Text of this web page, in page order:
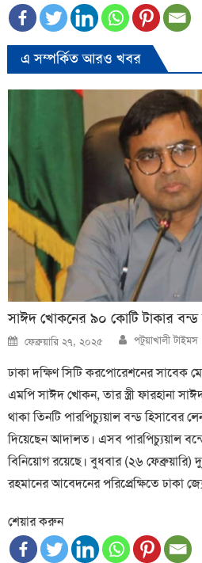
এ সম্পর্কিত আরও খবর
সাঈদ খোকনের ৯০ কোটি টাকার বন্ড
Posted
on
ফেব্রুয়ারি ২৭, ২০২৫ Author
পটুয়াখালী টাইমস
ঢাকা দক্ষিণ সিটি করপোরেশনের সাবেক
এমপি সাঈদ খোকন, তার স্ত্রী ফারহানা
থাকা তিনটি পারপিচ্যুয়াল বন্ড হিসাবের
দিয়েছেন আদালত। এসব পারপিচ্যুয়াল
বিনিয়োগ রয়েছে। বুধবার (২৬
রহমানের আবেদনের পরিপ্রেক্ষিতে ঢাকা
শেয়ার করুন